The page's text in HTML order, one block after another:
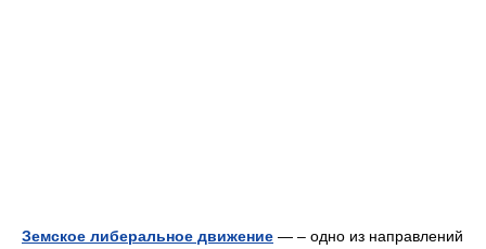
Земское либеральное движение — – одно из направлений